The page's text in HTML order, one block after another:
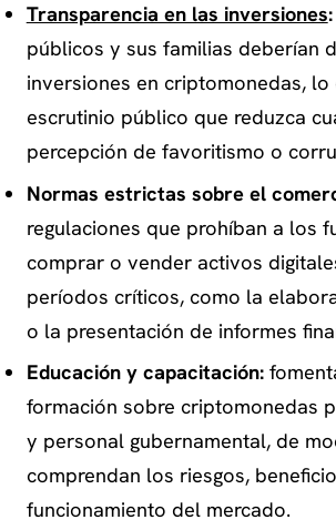
Transparencia en las inversiones:
públicos y sus familias deberían
inversiones en criptomonedas,
escrutinio público que reduzca
percepción de favoritismo o
Normas estrictas sobre el
regulaciones que prohíban a los
comprar o vender activos
períodos críticos, como la
o la presentación de informes
Educación y capacitación:
formación sobre criptomonedas
y personal gubernamental, de
comprendan los riesgos,
funcionamiento del mercado.